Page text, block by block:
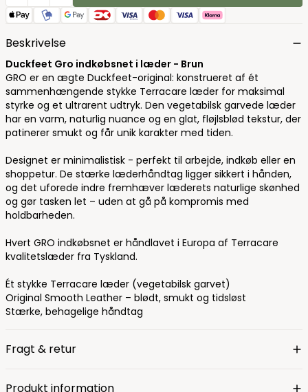
Beskrivelse
Duckfeet Gro indkøbsnet i læder - Brun
GRO er en ægte Duckfeet-original: konstrueret af ét
sammenhængende stykke Terracare læder for maksimal
styrke og et ultrarent udtryk. Den vegetabilsk garvede læder
har en varm, naturlig nuance og en glat, fløjlsblød tekstur, der
patinerer smukt og får unik karakter med tiden.
Designet er minimalistisk - perfekt til arbejde, indkøb eller en
shoppetur. De stærke læderhåndtag ligger sikkert i hånden,
og det uforede indre fremhæver læderets naturlige skønhed
og gør tasken let – uden at gå på kompromis med
holdbarheden.
Hvert GRO indkøbsnet er håndlavet i Europa af Terracare
kvalitetslæder fra Tyskland.
Ét stykke Terracare læder (vegetabilsk garvet)
Original Smooth Leather – blødt, smukt og tidsløst
Stærke, behagelige håndtag
Fragt & retur
Produkt information